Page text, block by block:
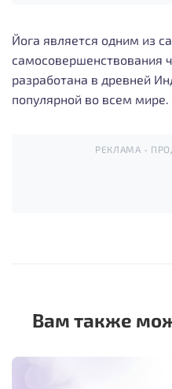
Йога является одним из
самосовершенствования
разработана в древней
популярной во всем мире.
РЕКЛАМА -
Вам также